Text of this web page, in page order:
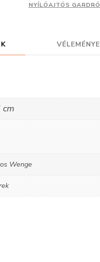
NYÍLÓAJTÓS
Wenge